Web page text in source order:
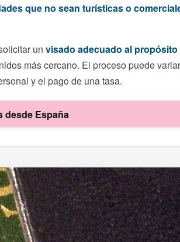
que no sean turísticas o
un visado adecuado al propósito
más cercano. El proceso puede
y el pago de una tasa.
desde España